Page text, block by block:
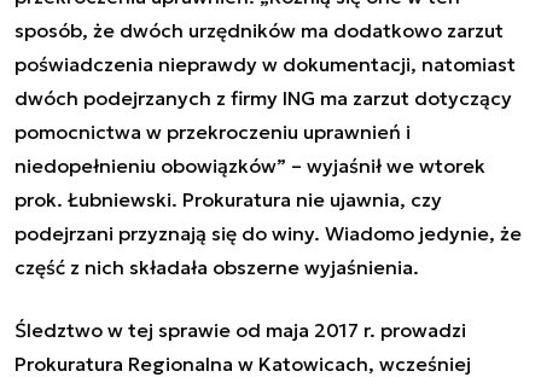
sposób, że dwóch urzędników ma dodatkowo zarzut
poświadczenia nieprawdy w dokumentacji, natomiast
dwóch podejrzanych z firmy ING ma zarzut dotyczący
pomocnictwa w przekroczeniu uprawnień i
niedopełnieniu obowiązków” – wyjaśnił we wtorek
prok. Łubniewski. Prokuratura nie ujawnia, czy
podejrzani przyznają się do winy. Wiadomo jedynie, że
część z nich składała obszerne wyjaśnienia.
Śledztwo w tej sprawie od maja 2017 r. prowadzi
Prokuratura Regionalna w Katowicach, wcześniej